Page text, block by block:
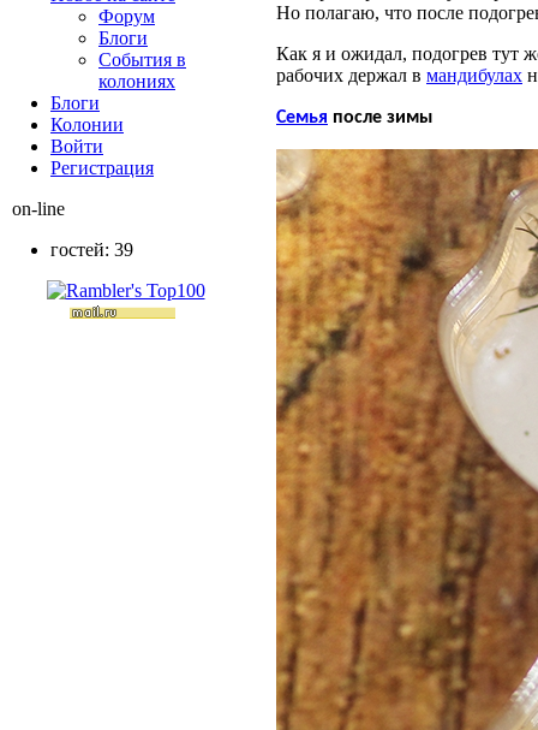
Но полагаю, что после
Как я и ожидал, подогрев тут
рабочих держал в мандибулах
Семья после зимы
Форум
Блоги
События в
колониях
Блоги
Колонии
Войти
Peгиcтpaция
on-line
гостей: 39